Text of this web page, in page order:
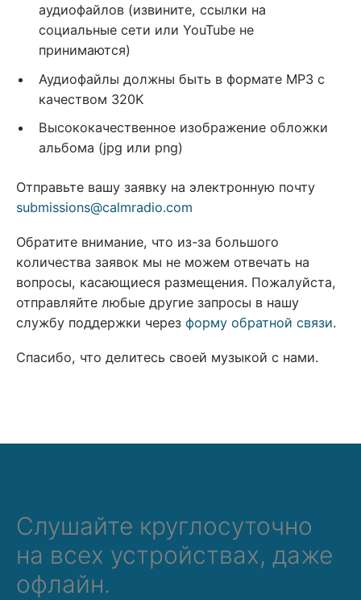
аудиофайлов (извините, ссылки на
социальные сети или YouTube не
принимаются)
Аудиофайлы должны быть в формате MP3 с
качеством 320K
Высококачественное изображение обложки
альбома (jpg или png)
Отправьте вашу заявку на электронную почту
submissions@calmradio.com
Обратите внимание, что из-за большого
количества заявок мы не можем отвечать на
вопросы, касающиеся размещения. Пожалуйста,
отправляйте любые другие запросы в нашу
службу поддержки через форму обратной связи.
Спасибо, что делитесь своей музыкой с нами.
Слушайте круглосуточно
на всех устройствах, даже
офлайн.